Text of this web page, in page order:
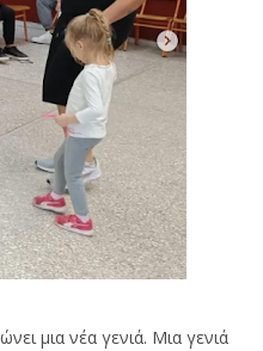
μια νέα γενιά. Μια γενιά